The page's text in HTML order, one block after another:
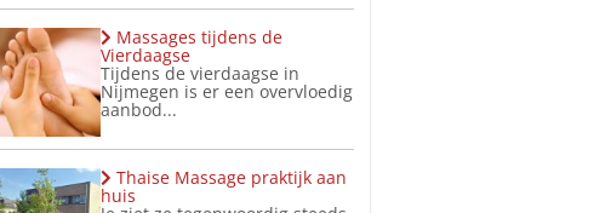
Massages tijdens de
Vierdaagse
Tijdens de vierdaagse in
Nijmegen is er een overvloedig
aanbod...
Thaise Massage praktijk aan
huis